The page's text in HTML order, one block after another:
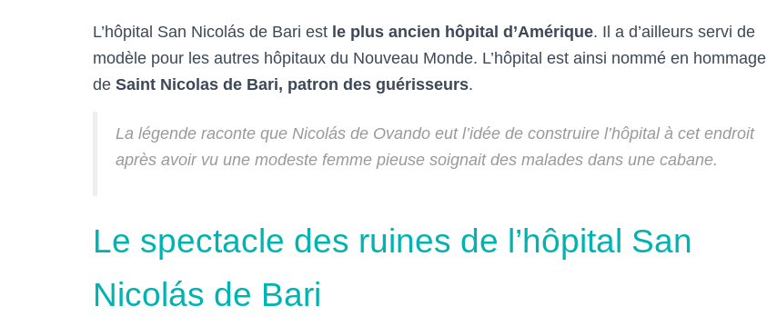
L’hôpital San Nicolás de Bari est le plus ancien hôpital d’Amérique. Il a d’ailleurs servi de
modèle pour les autres hôpitaux du Nouveau Monde. L’hôpital est ainsi nommé en hommage
de Saint Nicolas de Bari, patron des guérisseurs.
La légende raconte que Nicolás de Ovando eut l’idée de construire l’hôpital à cet endroit
après avoir vu une modeste femme pieuse soignait des malades dans une cabane.
Le spectacle des ruines de l’hôpital San
Nicolás de Bari